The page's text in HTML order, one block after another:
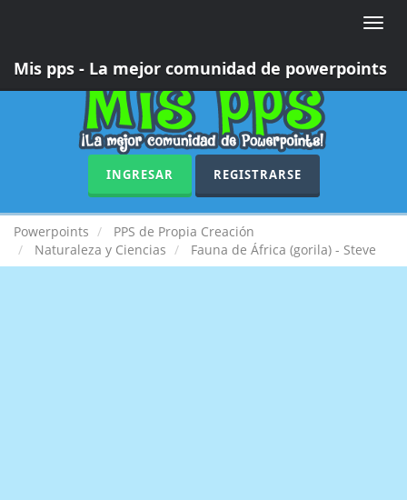
Toggle
Mis pps - La mejor comunidad de powerpoints
INGRESAR REGISTRARSE
Powerpoints
PPS de Propia Creación
Naturaleza y Ciencias
Fauna de África (gorila) - Steve